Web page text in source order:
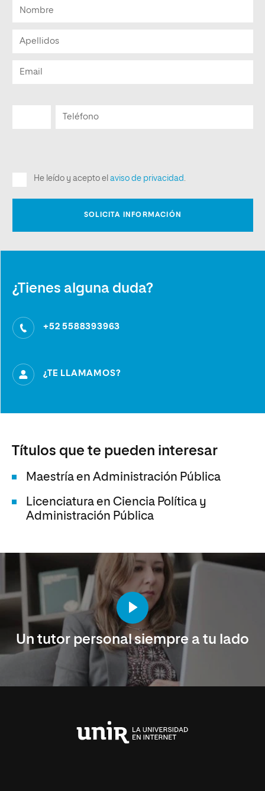
¿Tienes alguna duda?
+52 5588393963
¿TE LLAMAMOS?
Títulos que te pueden interesar
Maestría en Administración Pública
Licenciatura en Ciencia Política y
Administración Pública
Un tutor personal siempre a tu lado